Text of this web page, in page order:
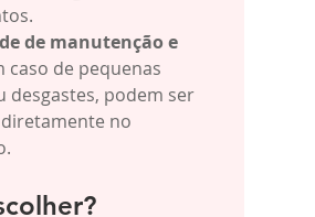
de manutenção e
caso de pequenas
desgastes, podem ser
no